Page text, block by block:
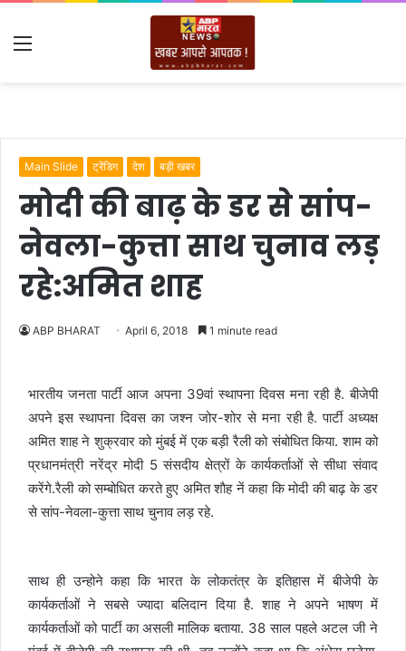
Menu
Main Slide ट्रेंडिग देश बड़ी खबर
मोदी की बाढ़ के डर से सांप-
नेवला-कुत्ता साथ चुनाव लड़
रहे:अमित शाह
ABP BHARAT April 6, 2018 1 minute read
भारतीय जनता पार्टी आज अपना 39वां स्थापना दिवस मना रही है. बीजेपी
अपने इस स्थापना दिवस का जश्न जोर-शोर से मना रही है. पार्टी अध्यक्ष
अमित शाह ने शुक्रवार को मुंबई में एक बड़ी रैली को संबोधित किया. शाम को
प्रधानमंत्री नरेंद्र मोदी 5 संसदीय क्षेत्रों के कार्यकर्ताओं से सीधा संवाद
करेंगे.रैली को सम्बोधित करते हुए अमित शाैह नें कहा कि मोदी की बाढ़ के डर
से सांप-नेवला-कुत्ता साथ चुनाव लड़ रहे.
साथ ही उन्होने कहा कि भारत के लोकतंत्र के इतिहास में बीजेपी के
कार्यकर्ताओं ने सबसे ज्यादा बलिदान दिया है. शाह ने अपने भाषण में
कार्यकर्ताओं को पार्टी का असली मालिक बताया. 38 साल पहले अटल जी ने